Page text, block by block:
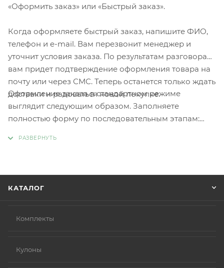
«Оформить заказ» или «Быстрый заказ».
Когда оформляете быстрый заказ, напишите ФИО,
телефон и e-mail. Вам перезвонит менеджер и
уточнит условия заказа. По результатам разговора
вам придет подтверждение оформления товара на
почту или через СМС. Теперь останется только ждать
доставки и радоваться новой покупке.
Оформление заказа в стандартном режиме
выглядит следующим образом. Заполняете
полностью форму по последовательным этапам:
КАТАЛОГ
Комплекты
Кулоны